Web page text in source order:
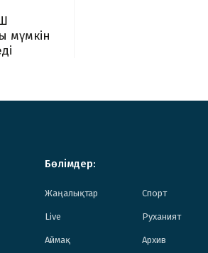
мүмкін
Бөлімдер:
Жаңалықтар Спорт
Live Руханият
Аймақ Архив